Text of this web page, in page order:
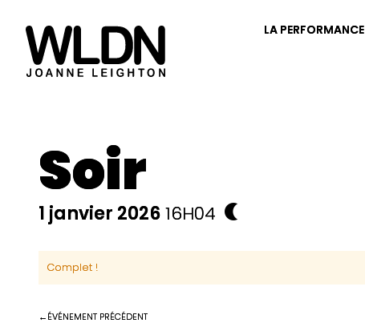
LA PERFORMANCE
Soir
1 janvier 202616H04
Complet !
ÉVÉNEMENT PRÉCÉDENT